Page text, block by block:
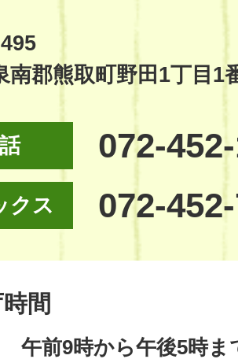
南郡熊取町野田1丁目1
072-
クス 072-
間
午前9時から午後5時ま